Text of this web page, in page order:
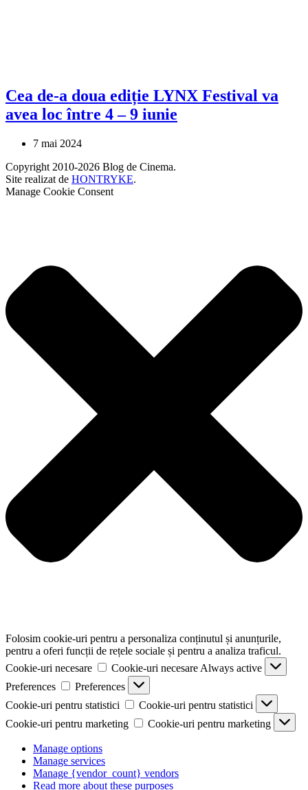
Cea de-a doua ediție LYNX Festival va
avea loc între 4 – 9 iunie
7 mai 2024
Copyright 2010-2026 Blog de Cinema.
Site realizat de HONTRYKE.
Manage Cookie Consent
Folosim cookie-uri pentru a personaliza conținutul și anunțurile,
pentru a oferi funcții de rețele sociale și pentru a analiza traficul.
Cookie-uri necesare
Cookie-uri necesare Always active
Preferences
Preferences
Cookie-uri pentru statistici
Cookie-uri pentru statistici
Cookie-uri pentru marketing
Cookie-uri pentru marketing
Manage options
Manage services
Manage {vendor_count} vendors
Read more about these purposes